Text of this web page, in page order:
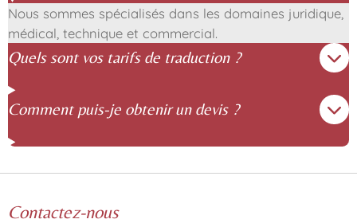
Nous sommes spécialisés dans les domaines juridique,
médical, technique et commercial.
Quels sont vos tarifs de traduction ?
Comment puis-je obtenir un devis ?
Contactez-nous